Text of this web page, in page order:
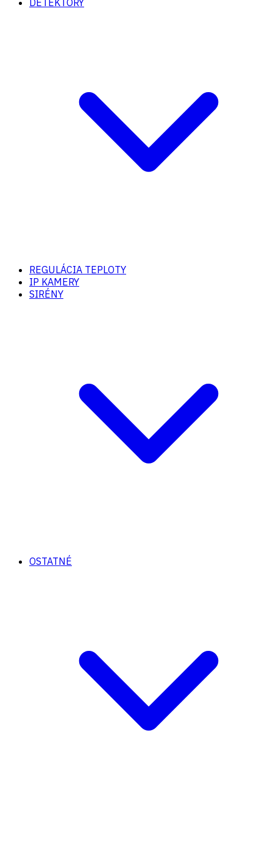
DETEKTORY
REGULÁCIA TEPLOTY
IP KAMERY
SIRÉNY
OSTATNÉ